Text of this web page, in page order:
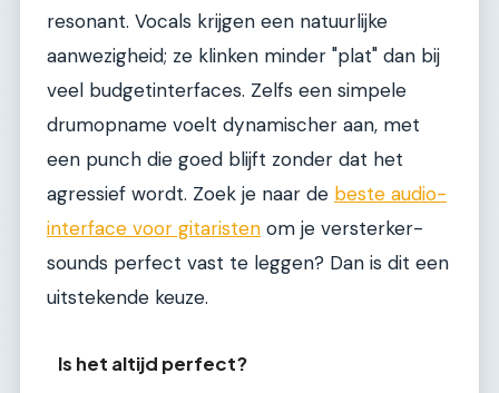
resonant. Vocals krijgen een natuurlijke
aanwezigheid; ze klinken minder "plat" dan bij
veel budgetinterfaces. Zelfs een simpele
drumopname voelt dynamischer aan, met
een punch die goed blijft zonder dat het
agressief wordt. Zoek je naar de beste audio-
interface voor gitaristen om je versterker-
sounds perfect vast te leggen? Dan is dit een
uitstekende keuze.
Is het altijd perfect?